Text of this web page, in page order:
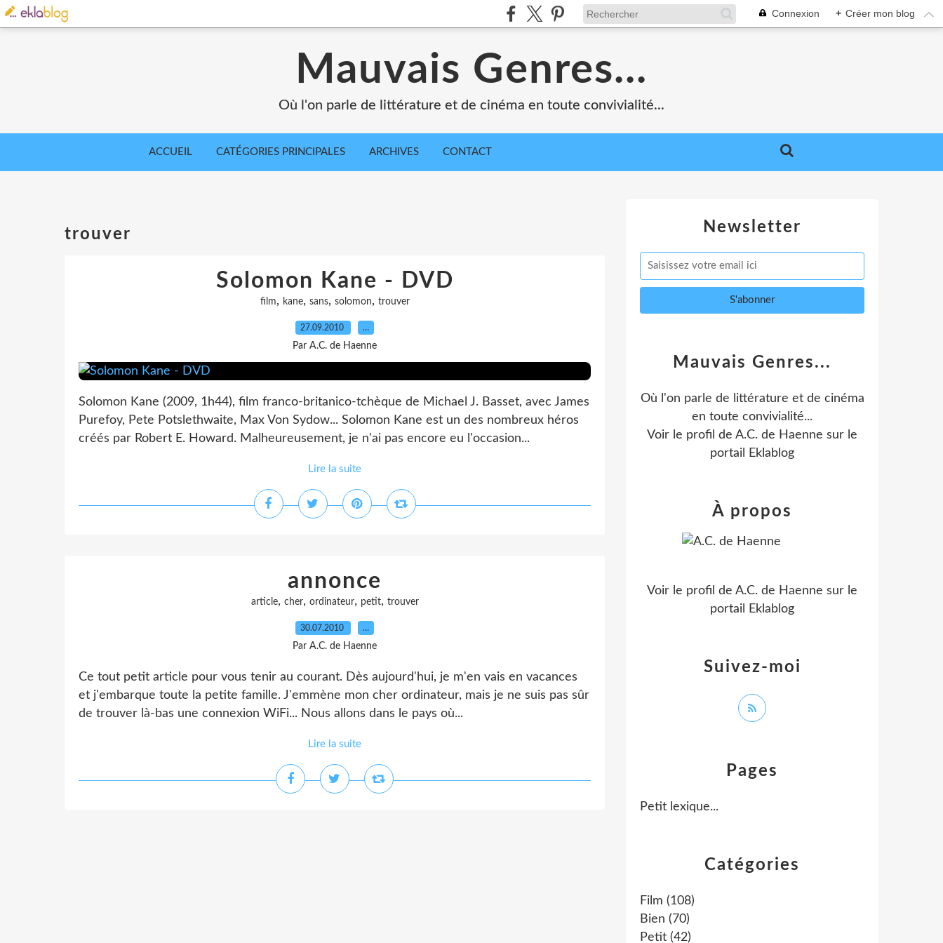
Connexion + Créer mon blog
Mauvais Genres...
Où l'on parle de littérature et de cinéma en toute convivialité...
ACCUEIL CATÉGORIES PRINCIPALES ARCHIVES CONTACT
trouver
Solomon Kane - DVD
film, kane, sans, solomon, trouver
27.09.2010 …
Par A.C. de Haenne
Solomon Kane (2009, 1h44), film franco-britanico-tchèque de Michael J. Basset, avec James
Purefoy, Pete Potslethwaite, Max Von Sydow... Solomon Kane est un des nombreux héros
créés par Robert E. Howard. Malheureusement, je n'ai pas encore eu l'occasion...
Lire la suite
annonce
article, cher, ordinateur, petit, trouver
30.07.2010 …
Par A.C. de Haenne
Ce tout petit article pour vous tenir au courant. Dès aujourd'hui, je m'en vais en vacances
et j'embarque toute la petite famille. J'emmène mon cher ordinateur, mais je ne suis pas sûr
de trouver là-bas une connexion WiFi... Nous allons dans le pays où...
Lire la suite
Newsletter
Catégories
Film (108)
Bien (70)
Petit (42)
Pages
Petit lexique...
Mauvais Genres...
Où l'on parle de littérature et de cinéma
en toute convivialité...
Voir le profil de A.C. de Haenne sur le
portail Eklablog
Suivez-moi
À propos
Voir le profil de A.C. de Haenne sur le
portail Eklablog